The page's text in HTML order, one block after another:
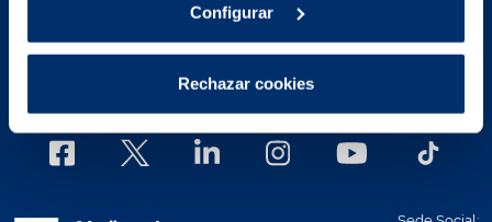
Configurar
Rechazar cookies
Mapa Web
Política de accesibilidad de la
web